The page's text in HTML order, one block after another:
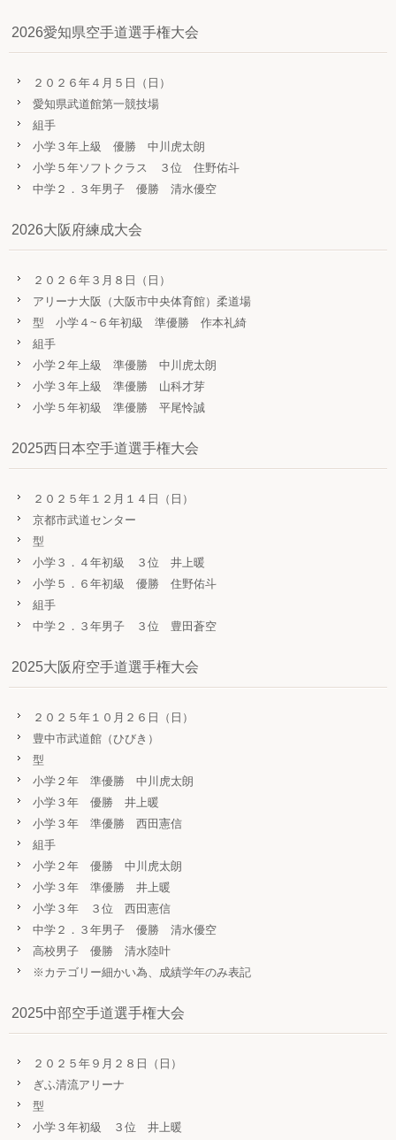
2026愛知県空手道選手権大会
２０２６年４月５日（日）
愛知県武道館第一競技場
組手
小学３年上級 優勝 中川虎太朗
小学５年ソフトクラス ３位 住野佑斗
中学２．３年男子 優勝 清水優空
2026大阪府練成大会
２０２６年３月８日（日）
アリーナ大阪（大阪市中央体育館）柔道場
型 小学４~６年初級 準優勝 作本礼綺
組手
小学２年上級 準優勝 中川虎太朗
小学３年上級 準優勝 山科才芽
小学５年初級 準優勝 平尾怜誠
2025西日本空手道選手権大会
２０２５年１２月１４日（日）
京都市武道センター
型
小学３．４年初級 ３位 井上暖
小学５．６年初級 優勝 住野佑斗
組手
中学２．３年男子 ３位 豊田蒼空
2025大阪府空手道選手権大会
２０２５年１０月２６日（日）
豊中市武道館（ひびき）
型
小学２年 準優勝 中川虎太朗
小学３年 優勝 井上暖
小学３年 準優勝 西田憲信
組手
小学２年 優勝 中川虎太朗
小学３年 準優勝 井上暖
小学３年 ３位 西田憲信
中学２．３年男子 優勝 清水優空
高校男子 優勝 清水陸叶
※カテゴリー細かい為、成績学年のみ表記
2025中部空手道選手権大会
２０２５年９月２８日（日）
ぎふ清流アリーナ
型
小学３年初級 ３位 井上暖